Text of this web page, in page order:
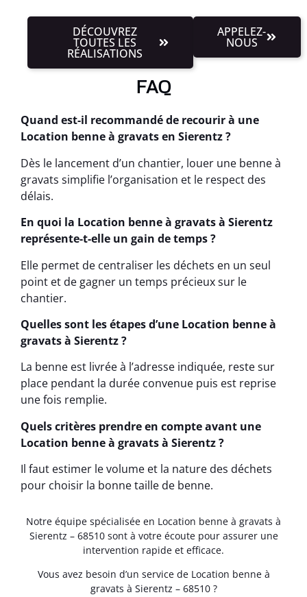
DÉCOUVREZ
TOUTES LES
RÉALISATIONS
APPELEZ-
NOUS
FAQ
Quand est-il recommandé de recourir à une
Location benne à gravats en Sierentz ?
Dès le lancement d’un chantier, louer une benne à
gravats simplifie l’organisation et le respect des
délais.
En quoi la Location benne à gravats à Sierentz
représente-t-elle un gain de temps ?
Elle permet de centraliser les déchets en un seul
point et de gagner un temps précieux sur le
chantier.
Quelles sont les étapes d’une Location benne à
gravats à Sierentz ?
La benne est livrée à l’adresse indiquée, reste sur
place pendant la durée convenue puis est reprise
une fois remplie.
Quels critères prendre en compte avant une
Location benne à gravats à Sierentz ?
Il faut estimer le volume et la nature des déchets
pour choisir la bonne taille de benne.
Notre équipe spécialisée en Location benne à gravats à
Sierentz – 68510 sont à votre écoute pour assurer une
intervention rapide et efficace.
Vous avez besoin d’un service de Location benne à
gravats à Sierentz – 68510 ?